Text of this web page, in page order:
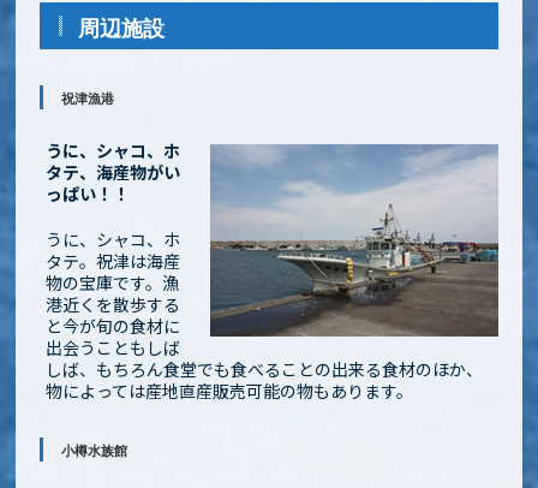
周辺施設
祝津漁港
うに、シャコ、ホ
タテ、海産物がい
っぱい！！
うに、シャコ、ホ
タテ。祝津は海産
物の宝庫です。漁
港近くを散歩する
と今が旬の食材に
出会うこともしば
しば、もちろん食堂でも食べることの出来る食材のほか、
物によっては産地直産販売可能の物もあります。
小樽水族館